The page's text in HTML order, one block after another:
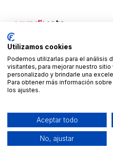
Utilizamos cookies
Podemos utilizarlas para el análisis
visitantes, para mejorar nuestro
personalizado y brindarle una
Para obtener más información
los ajustes.
Aceptar todo
No, ajustar